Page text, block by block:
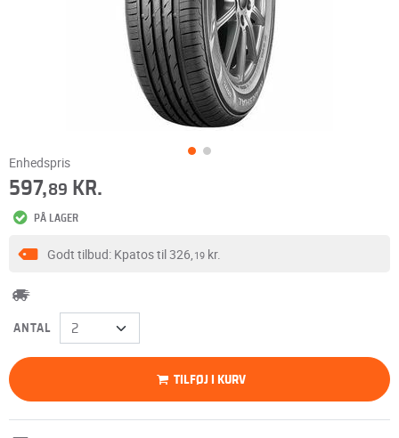
Enhedspris
597,89 KR.
PÅ LAGER
Godt tilbud: Kpatos til326, 19kr.
ANTAL
TILFØJ I KURV